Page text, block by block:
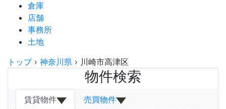
倉庫
店舗
事務所
土地
トップ› 神奈川県 › 川崎市高津区
物件検索
賃貸物件 売買物件